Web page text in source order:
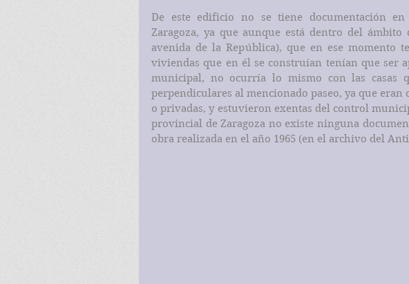
De este edificio no se tiene documentación
Zaragoza, ya que aunque está dentro del ámbito
avenida de la República), que en ese momento
viviendas que en él se construían tenían que ser
municipal, no ocurría lo mismo con las casas
perpendiculares al mencionado paseo, ya que eran
o privadas, y estuvieron exentas del control
provincial de Zaragoza no existe ninguna
obra realizada en el año 1965 (en el archivo del